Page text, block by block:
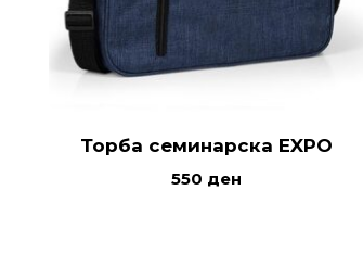
Торба семинарска EXPO
550 ден